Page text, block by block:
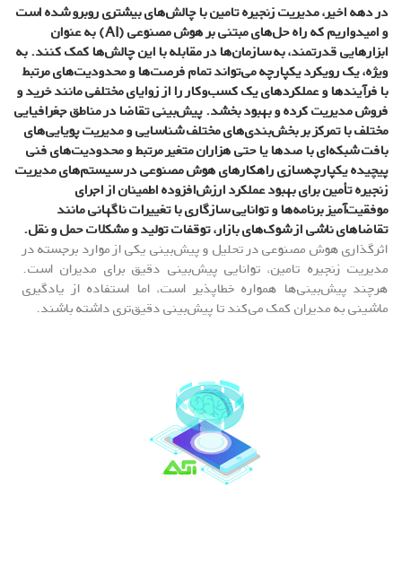
در دهه اخیر، مدیریت زنجیره تامین با چالش‌های بیشتری روبرو شده است
و امیدواریم که راه حل‌های مبتنی بر هوش مصنوعی (AI) به عنوان
ابزارهایی قدرتمند، به سازمان‌ها در مقابله با این چالش‌ها کمک کنند. به
ویژه، یک رویکرد یکپارچه می‌تواند تمام فرصت‌ها و محدودیت‌های مرتبط
با فرآیندها و عملکردهای یک کسب‌وکار را از زوایای مختلفی مانند خرید و
فروش مدیریت کرده و بهبود بخشد. پیش‌بینی تقاضا در مناطق جغرافیایی
مختلف با تمرکز بر بخش‌بندی‌های مختلف شناسایی و مدیریت پویایی‌های
بافت شبکه‌ای با صدها یا حتی هزاران متغیر مرتبط و محدودیت‌های فنی
پیچیده یکپارچه‌سازی راهکارهای هوش مصنوعی در سیستم‌های مدیریت
زنجیره تأمین برای بهبود عملکرد ارزش‌افزوده اطمینان از اجرای
موفقیت‌آمیز برنامه‌ها و توانایی سازگاری با تغییرات ناگهانی مانند
تقاضاهای ناشی از شوک‌های بازار، توقفات تولید و مشکلات حمل و نقل.
اثرگذاری هوش مصنوعی در تحلیل و پیش‌بینی یکی از موارد برجسته در
مدیریت زنجیره تامین، توانایی پیش‌بینی دقیق برای مدیران است.
هرچند پیش‌بینی‌ها همواره خطاپذیر است، اما استفاده از یادگیری
ماشینی به مدیران کمک می‌کند تا پیش‌بینی دقیق‌تری داشته باشند.